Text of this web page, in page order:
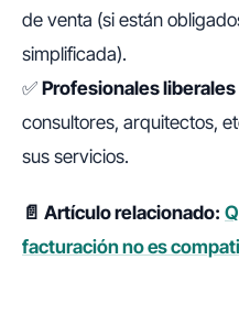
de venta (si están
simplificada).
✅ Profesionales liberales
consultores, arquitectos,
sus servicios.
📄 Artículo relacionado:
facturación no es